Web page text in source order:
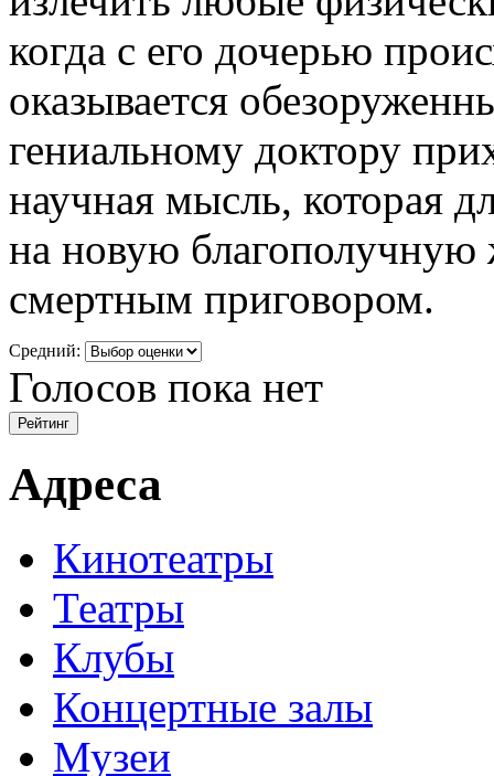
когда с его дочерью
оказывается
гениальному доктору
научная мысль, которая
на новую благополучную
смертным приговором.
Средний:
Голосов пока нет
Адреса
Кинотеатры
Театры
Клубы
Концертные залы
Музеи